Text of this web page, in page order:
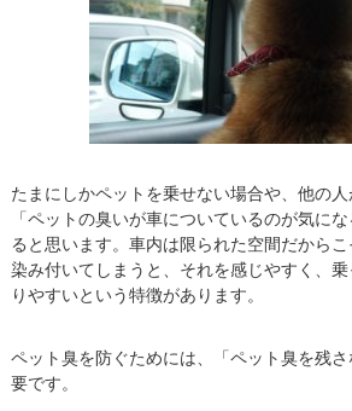
たまにしかペットを乗せない場合や、他の人
「ペットの臭いが車についているのが気に
ると思います。車内は限られた空間だから
染み付いてしまうと、それを感じやすく、
りやすいという特徴があります。
ペット臭を防ぐためには、「ペット臭を残
要です。